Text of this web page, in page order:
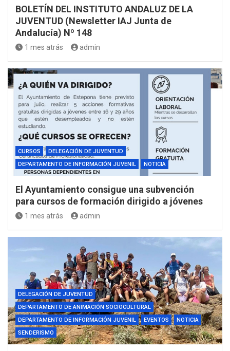
BOLETÍN DEL INSTITUTO ANDALUZ DE LA
JUVENTUD (Newsletter IAJ Junta de
Andalucía) Nº 148
1 mes atrás admin
CURSOS
DELEGACIÓN DE JUVENTUD
DEPARTAMENTO DE INFORMACIÓN JUVENIL
NOTICIA
El Ayuntamiento consigue una subvención
para cursos de formación dirigido a jóvenes
1 mes atrás admin
DELEGACIÓN DE JUVENTUD
DEPARTAMENTO DE ANIMACIÓN SOCIOCULTURAL
DEPARTAMENTO DE INFORMACIÓN JUVENIL
EVENTOS
NOTICIA
SENDERISMO